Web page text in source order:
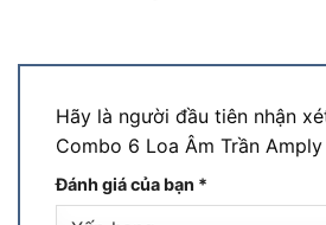
Hãy là người đầu tiên nhận
Combo 6 Loa Âm Trần Amply
Đánh giá của bạn *